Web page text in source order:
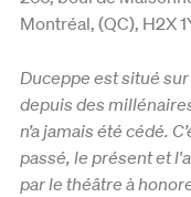
Montréal, (QC), H2X
Duceppe est situé
depuis des
n’a jamais été cédé.
passé, le présent et
par le théâtre à